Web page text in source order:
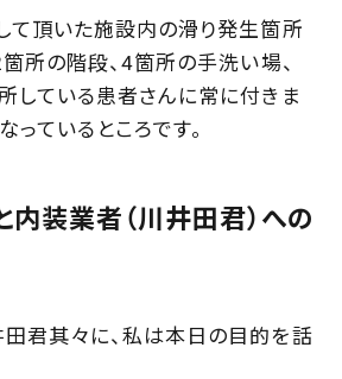
て頂いた施設内の滑り発生箇所
所の階段、4箇所の手洗い場、
している患者さんに常に付きま
っているところです。
装業者（川井田君）への
君其々に、私は本日の目的を話